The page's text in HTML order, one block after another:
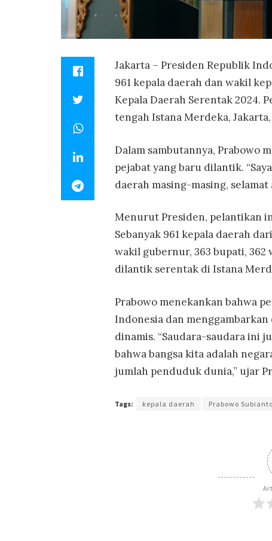
Jakarta – Presiden Republik
961 kepala daerah dan wakil
Kepala Daerah Serentak 2024.
tengah Istana Merdeka,
Dalam sambutannya, Prabowo
pejabat yang baru dilantik.
daerah masing-masing,
Menurut Presiden, pelantikan
Sebanyak 961 kepala daerah
wakil gubernur, 363 bupati, 362
dilantik serentak di Istana
Prabowo menekankan bahwa
Indonesia dan
dinamis. “Saudara-saudara ini
bahwa bangsa kita adalah
jumlah penduduk dunia,” ujar
Tags: kepala daerah Prabowo Subianto